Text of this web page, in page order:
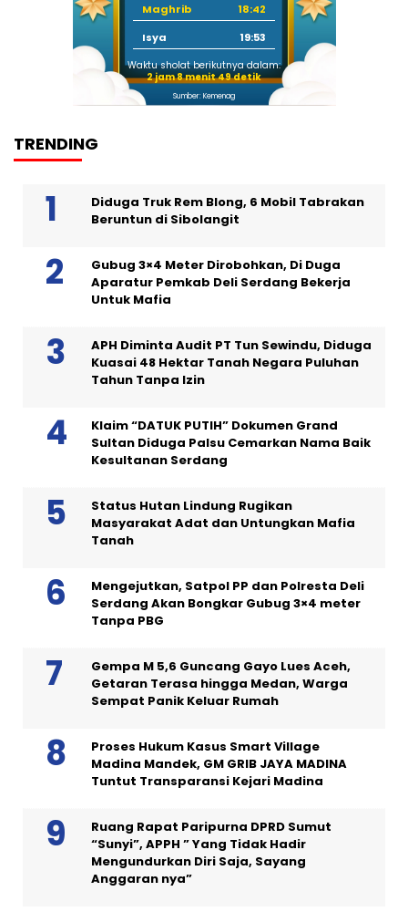
Maghrib
18:42
Isya
19:53
Waktu sholat berikutnya dalam:
2 jam 8 menit 49 detik
Sumber: Kemenag
TRENDING
Diduga Truk Rem Blong, 6 Mobil Tabrakan
Beruntun di Sibolangit
Gubug 3×4 Meter Dirobohkan, Di Duga
Aparatur Pemkab Deli Serdang Bekerja
Untuk Mafia
APH Diminta Audit PT Tun Sewindu, Diduga
Kuasai 48 Hektar Tanah Negara Puluhan
Tahun Tanpa Izin
Klaim “DATUK PUTIH” Dokumen Grand
Sultan Diduga Palsu Cemarkan Nama Baik
Kesultanan Serdang
Status Hutan Lindung Rugikan
Masyarakat Adat dan Untungkan Mafia
Tanah
Mengejutkan, Satpol PP dan Polresta Deli
Serdang Akan Bongkar Gubug 3×4 meter
Tanpa PBG
Gempa M 5,6 Guncang Gayo Lues Aceh,
Getaran Terasa hingga Medan, Warga
Sempat Panik Keluar Rumah
Proses Hukum Kasus Smart Village
Madina Mandek, GM GRIB JAYA MADINA
Tuntut Transparansi Kejari Madina
Ruang Rapat Paripurna DPRD Sumut
“Sunyi”, APPH ” Yang Tidak Hadir
Mengundurkan Diri Saja, Sayang
Anggaran nya”